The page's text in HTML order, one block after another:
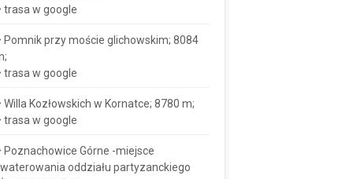
trasa w google
Pomnik przy moście glichowskim; 8084
trasa w google
Willa Kozłowskich w Kornatce; 8780 m;
trasa w google
Poznachowice Górne -miejsce
oddziału partyzanckiego